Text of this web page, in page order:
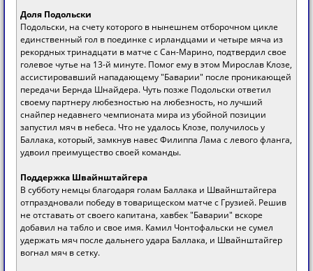
Доля Подольски
Подольски, на счету которого в нынешнем отборочном цикле
единственный гол в поединке с ирландцами и четыре мяча из
рекордных тринадцати в матче с Сан-Марино, подтвердил свое
голевое чутье на 13-й минуте. Помог ему в этом Мирослав Клозе,
ассистировавший нападающему "Баварии" после проникающей
передачи Бернда Шнайдера. Чуть позже Подольски ответил
своему партнеру любезностью на любезность, но лучший
снайпер недавнего чемпионата мира из убойной позиции
запустил мяч в небеса. Что не удалось Клозе, получилось у
Баллака, который, замкнув навес Филиппа Лама с левого фланга,
удвоил преимущество своей команды.
Поддержка Швайнштайгера
В субботу немцы благодаря голам Баллака и Швайнштайгера
отпраздновали победу в товарищеском матче с Грузией. Решив
не отставать от своего капитана, хавбек "Баварии" вскоре
добавил на табло и свое имя. Камил Чонтофальски не сумел
удержать мяч после дальнего удара Баллака, и Швайнштайгер
вогнал мяч в сетку.